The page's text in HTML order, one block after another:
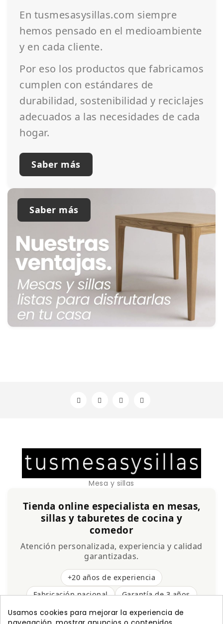
En tusmesasysillas.com siempre
hemos pensado en el medioambiente
y en cada cliente.
Por eso los productos que fabricamos
cumplen con estándares de
durabilidad, sostenibilidad y reciclajes
adecuados a las necesidades de cada
hogar.
Saber más
Saber más
Mesa y sillas
Tienda online especialista en mesas,
sillas y taburetes de cocina y
comedor
Atención personalizada, experiencia y calidad
garantizadas.
+20 años de experiencia
Fabricación nacional
Garantía de 3 años
Envío gratis
Usamos cookies para mejorar la experiencia de